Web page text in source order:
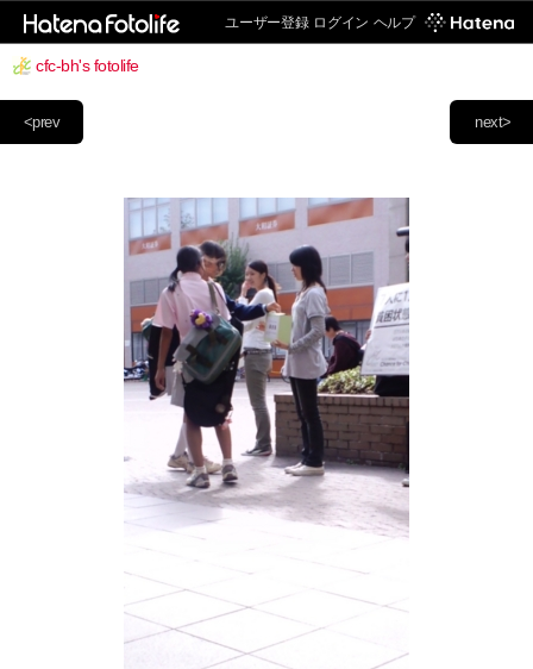
ユーザー登録 ログイン ヘルプ
cfc-bh's fotolife
next>
<prev